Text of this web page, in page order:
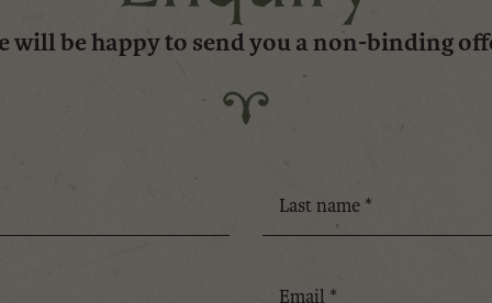
will be happy to send you a non-binding